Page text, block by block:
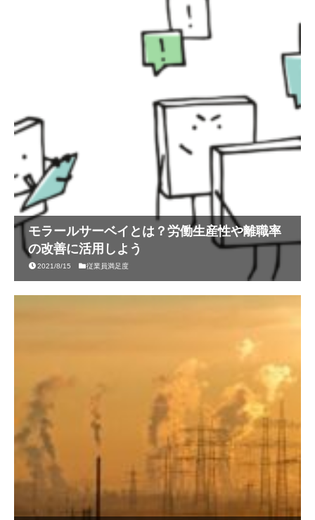
モラールサーベイとは？労働生産性や離職率
の改善に活用しよう
2021/8/15 従業員満足度